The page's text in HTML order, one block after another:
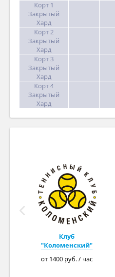
Корт 1
Закрытый
Хард
Корт 2
Закрытый
Хард
Корт 3
Закрытый
Хард
Корт 4
Закрытый
Хард
Клуб
"Коломенский"
от 1400 руб. / час